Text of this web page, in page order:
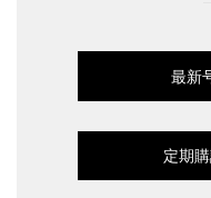
最新
定期